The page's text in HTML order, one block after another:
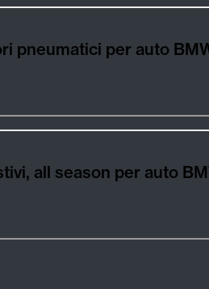
pneumatici per auto
all season per auto